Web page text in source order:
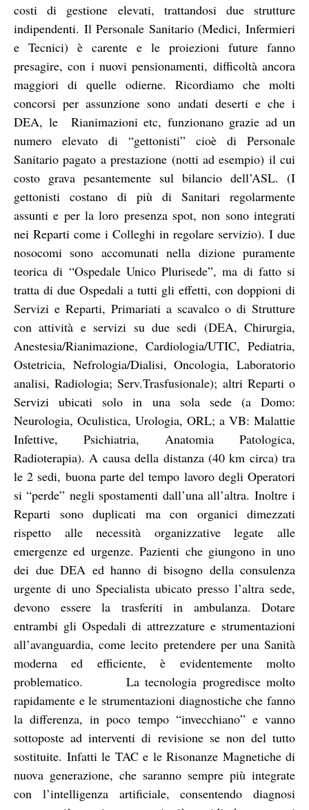
costi di gestione elevati, trattandosi due strutture
indipendenti. Il Personale Sanitario (Medici, Infermieri
e Tecnici) è carente e le proiezioni future fanno
presagire, con i nuovi pensionamenti, difficoltà ancora
maggiori di quelle odierne. Ricordiamo che molti
concorsi per assunzione sono andati deserti e che i
DEA, le Rianimazioni etc, funzionano grazie ad un
numero elevato di “gettonisti” cioè di Personale
Sanitario pagato a prestazione (notti ad esempio) il cui
costo grava pesantemente sul bilancio dell’ASL. (I
gettonisti costano di più di Sanitari regolarmente
assunti e per la loro presenza spot, non sono integrati
nei Reparti come i Colleghi in regolare servizio). I due
nosocomi sono accomunati nella dizione puramente
teorica di “Ospedale Unico Plurisede”, ma di fatto si
tratta di due Ospedali a tutti gli effetti, con doppioni di
Servizi e Reparti, Primariati a scavalco o di Strutture
con attività e servizi su due sedi (DEA, Chirurgia,
Anestesia/Rianimazione, Cardiologia/UTIC, Pediatria,
Ostetricia, Nefrologia/Dialisi, Oncologia, Laboratorio
analisi, Radiologia; Serv.Trasfusionale); altri Reparti o
Servizi ubicati solo in una sola sede (a Domo:
Neurologia, Oculistica, Urologia, ORL; a VB: Malattie
Infettive, Psichiatria, Anatomia Patologica,
Radioterapia). A causa della distanza (40 km circa) tra
le 2 sedi, buona parte del tempo lavoro degli Operatori
si “perde” negli spostamenti dall’una all’altra. Inoltre i
Reparti sono duplicati ma con organici dimezzati
rispetto alle necessità organizzative legate alle
emergenze ed urgenze. Pazienti che giungono in uno
dei due DEA ed hanno di bisogno della consulenza
urgente di uno Specialista ubicato presso l’altra sede,
devono essere la trasferiti in ambulanza. Dotare
entrambi gli Ospedali di attrezzature e strumentazioni
all’avanguardia, come lecito pretendere per una Sanità
moderna ed efficiente, è evidentemente molto
problematico. La tecnologia progredisce molto
rapidamente e le strumentazioni diagnostiche che fanno
la differenza, in poco tempo “invecchiano” e vanno
sottoposte ad interventi di revisione se non del tutto
sostituite. Infatti le TAC e le Risonanze Magnetiche di
nuova generazione, che saranno sempre più integrate
con l’intelligenza artificiale, consentendo diagnosi